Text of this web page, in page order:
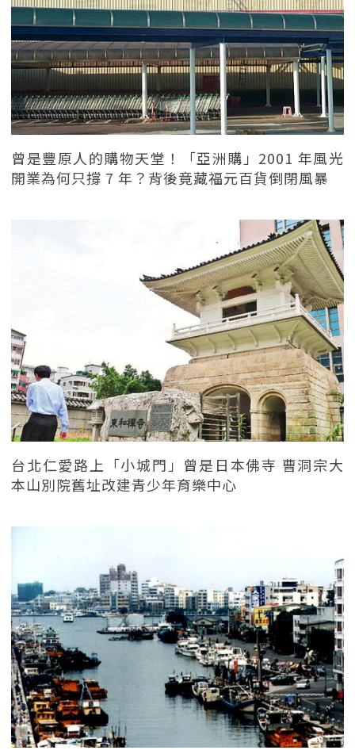
曾是豐原人的購物天堂！「亞洲購」2001 年風光
開業為何只撐 7 年？背後竟藏福元百貨倒閉風暴
台北仁愛路上「小城門」曾是日本佛寺 曹洞宗大
本山別院舊址改建青少年育樂中心